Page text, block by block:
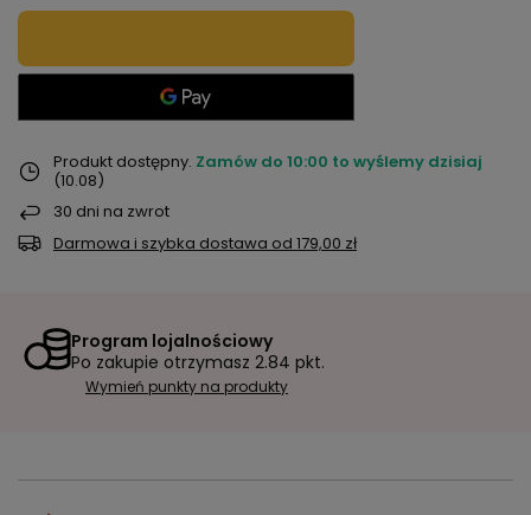
Produkt dostępny Zamów do 10:00 to wyślemy dzisiaj
(10.08)
30 dni na zwrot
Darmowa i szybka dostawa od 179,00 zł
Program lojalnościowy
Po zakupie otrzymasz 2.84 pkt.
Wymień punkty na produkty